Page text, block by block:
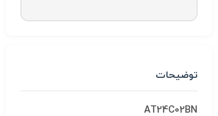
توضیحات
AT24C02BN